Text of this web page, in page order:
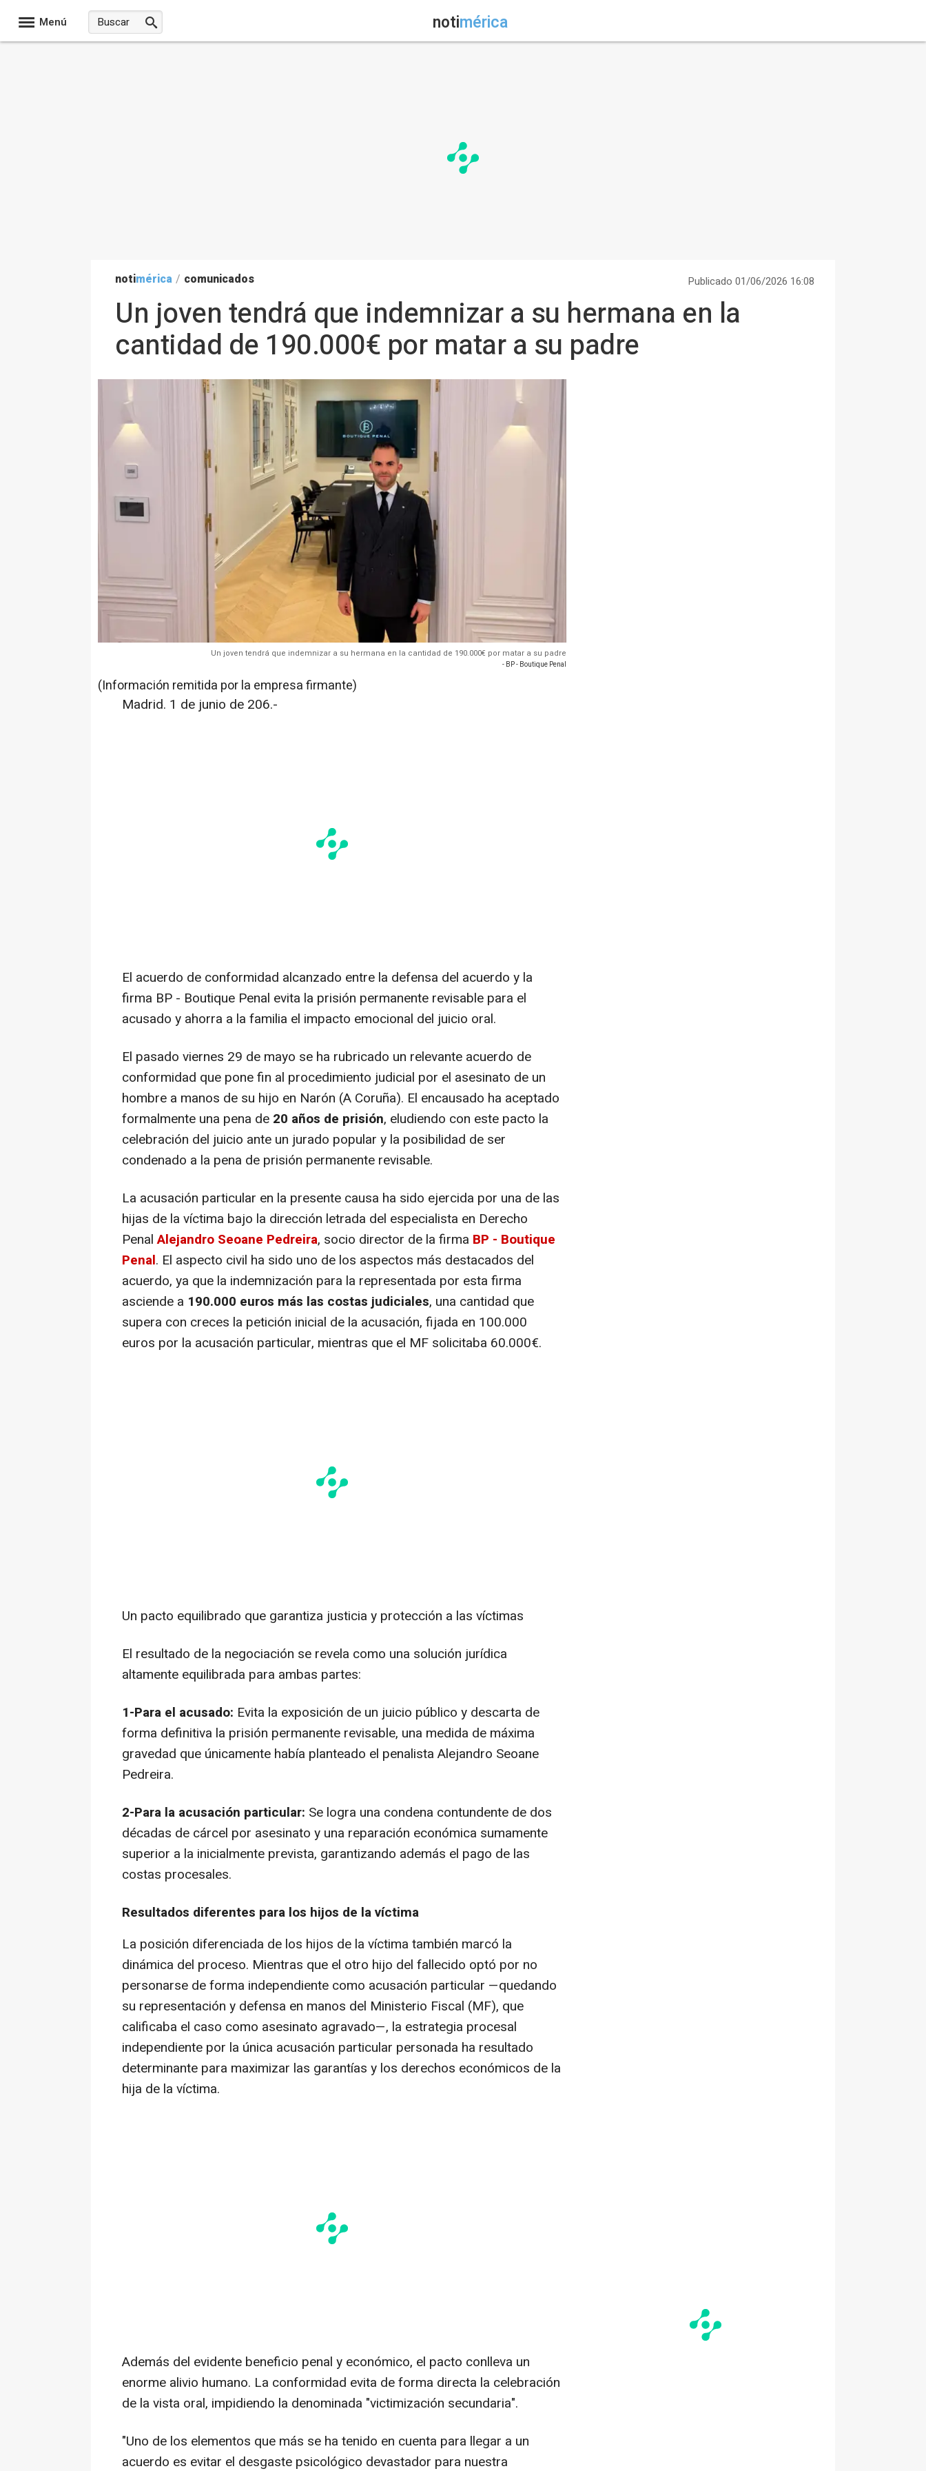
Menú notimérica
notimérica / comunicados Publicado 01/06/2026 16:08
Un joven tendrá que indemnizar a su hermana en la
cantidad de 190.000€ por matar a su padre
Un joven tendrá que indemnizar a su hermana en la cantidad de 190.000€ por matar a su padre
- BP - Boutique Penal
(Información remitida por la empresa firmante)
Madrid. 1 de junio de 206.-
El acuerdo de conformidad alcanzado entre la defensa del acuerdo y la
firma BP - Boutique Penal evita la prisión permanente revisable para el
acusado y ahorra a la familia el impacto emocional del juicio oral.
El pasado viernes 29 de mayo se ha rubricado un relevante acuerdo de
conformidad que pone fin al procedimiento judicial por el asesinato de un
hombre a manos de su hijo en Narón (A Coruña). El encausado ha aceptado
formalmente una pena de 20 años de prisión, eludiendo con este pacto la
celebración del juicio ante un jurado popular y la posibilidad de ser
condenado a la pena de prisión permanente revisable.
La acusación particular en la presente causa ha sido ejercida por una de las
hijas de la víctima bajo la dirección letrada del especialista en Derecho
PenalAlejandro Seoane Pedreira, socio director de la firma BP - Boutique
Penal. El aspecto civil ha sido uno de los aspectos más destacados del
acuerdo, ya que la indemnización para la representada por esta firma
asciende a 190.000 euros más las costas judiciales, una cantidad que
supera con creces la petición inicial de la acusación, fijada en 100.000
euros por la acusación particular, mientras que el MF solicitaba 60.000€.
Un pacto equilibrado que garantiza justicia y protección a las víctimas
El resultado de la negociación se revela como una solución jurídica
altamente equilibrada para ambas partes:
1-Para el acusado: Evita la exposición de un juicio público y descarta de
forma definitiva la prisión permanente revisable, una medida de máxima
gravedad que únicamente había planteado el penalista Alejandro Seoane
Pedreira.
2-Para la acusación particular: Se logra una condena contundente de dos
décadas de cárcel por asesinato y una reparación económica sumamente
superior a la inicialmente prevista, garantizando además el pago de las
costas procesales.
Resultados diferentes para los hijos de la víctima
La posición diferenciada de los hijos de la víctima también marcó la
dinámica del proceso. Mientras que el otro hijo del fallecido optó por no
personarse de forma independiente como acusación particular —quedando
su representación y defensa en manos del Ministerio Fiscal (MF), que
calificaba el caso como asesinato agravado—, la estrategia procesal
independiente por la única acusación particular personada ha resultado
determinante para maximizar las garantías y los derechos económicos de la
hija de la víctima.
Además del evidente beneficio penal y económico, el pacto conlleva un
enorme alivio humano. La conformidad evita de forma directa la celebración
de la vista oral, impidiendo la denominada "victimización secundaria".
"Uno de los elementos que más se ha tenido en cuenta para llegar a un
acuerdo es evitar el desgaste psicológico devastador para nuestra